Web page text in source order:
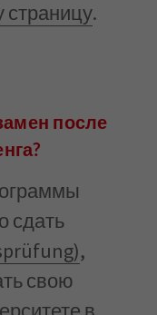
страницу.
после
сдать
,
свою